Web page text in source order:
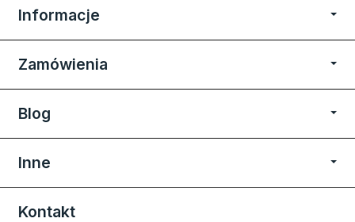
Informacje
Zamówienia
Blog
Inne
Kontakt